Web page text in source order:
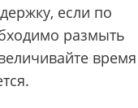
если по
размыть
время